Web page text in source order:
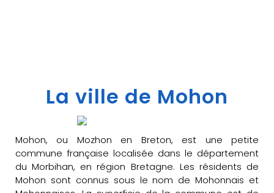
La ville de Mohon
Mohon, ou Mozhon en Breton, est une petite
commune française localisée dans le département
du Morbihan, en région Bretagne. Les résidents de
Mohon sont connus sous le nom de Mohonnais et